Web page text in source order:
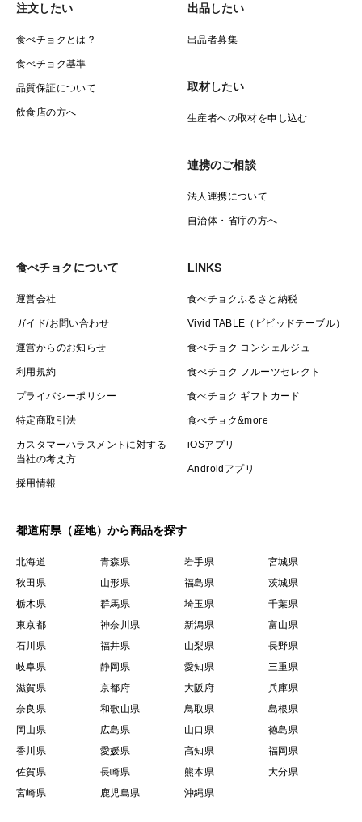
注文したい
食べチョクとは？
食べチョク基準
品質保証について
飲食店の方へ
出品したい
出品者募集
取材したい
生産者への取材を申し込む
連携のご相談
法人連携について
自治体・省庁の方へ
食べチョクについて
運営会社
ガイド/お問い合わせ
運営からのお知らせ
利用規約
プライバシーポリシー
特定商取引法
カスタマーハラスメントに対する
当社の考え方
採用情報
LINKS
食べチョクふるさと納税
Vivid TABLE（ビビッドテーブル）
食べチョク コンシェルジュ
食べチョク フルーツセレクト
食べチョク ギフトカード
食べチョク&more
iOSアプリ
Androidアプリ
都道府県（産地）から商品を探す
北海道 青森県 岩手県
宮城県
秋田県
山形県 福島県
茨城県
栃木県
群馬県 埼玉県
千葉県
東京都
神奈川県 新潟県
富山県
石川県
福井県 山梨県
長野県
岐阜県
静岡県 愛知県
三重県
滋賀県
京都府 大阪府
兵庫県
奈良県
和歌山県 鳥取県
島根県
岡山県
広島県 山口県
徳島県
香川県
愛媛県 高知県
福岡県
佐賀県
長崎県 熊本県
大分県
宮崎県
鹿児島県 沖縄県